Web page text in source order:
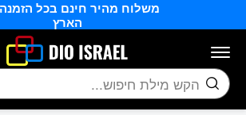
משלוח מהיר חינם בכל
הארץ
חיפוש